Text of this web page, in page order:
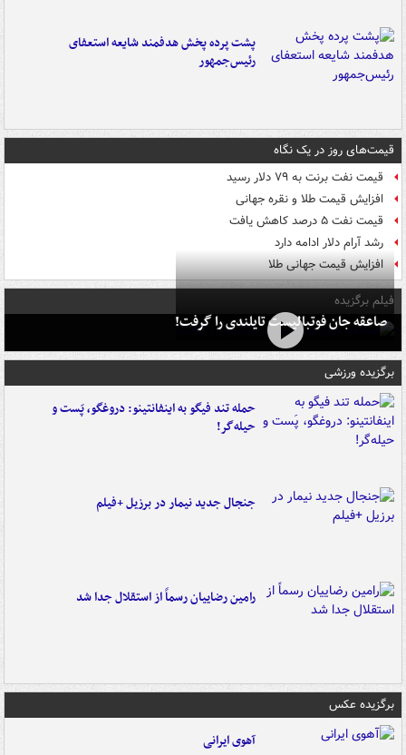
پشت پرده پخش هدفمند شایعه استعفای
رئیس‌جمهور
قیمت‌های روز در یک نگاه
قیمت نفت برنت به ۷۹ دلار رسید
افزایش قیمت طلا و نقره جهانی
قیمت نفت ۵ درصد کاهش یافت
رشد آرام دلار ادامه دارد
افزایش قیمت جهانی طلا
فیلم برگزیده
صاعقه جان فوتبالیست تایلندی را گرفت!
برگزیده ورزشی
حمله تند فیگو به اینفانتینو: دروغگو، پَست‌ و
حیله‌گر!
جنجال جدید نیمار در برزیل +فیلم
رامین رضاییان رسماً از استقلال جدا شد
برگزیده عکس
آهوی ایرانی